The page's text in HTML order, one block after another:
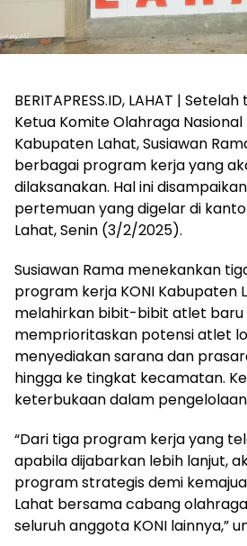
BERITAPRESS.ID, LAHAT |
Ketua Komite Olahraga Nasional
Kabupaten Lahat, Susiawan
berbagai program kerja yang
dilaksanakan. Hal ini
pertemuan yang digelar di
Lahat, Senin (3/2/2025).
Susiawan Rama menekankan
program kerja KONI Kabupaten
melahirkan bibit-bibit atlet
memprioritaskan potensi atlet
menyediakan sarana dan
hingga ke tingkat kecamatan.
keterbukaan dalam
“Dari tiga program kerja yang
apabila dijabarkan lebih lanjut,
program strategis demi
Lahat bersama cabang
seluruh anggota KONI lainnya,”